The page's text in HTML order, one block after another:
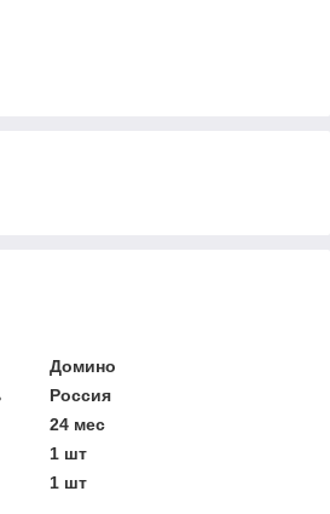
Домино
Россия
24 мес
1 шт
1 шт